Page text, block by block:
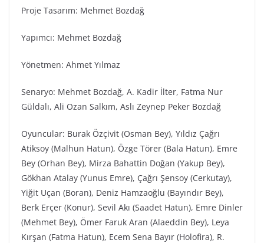
Proje Tasarım: Mehmet Bozdağ
Yapımcı: Mehmet Bozdağ
Yönetmen: Ahmet Yılmaz
Senaryo: Mehmet Bozdağ, A. Kadir İlter, Fatma Nur
Güldalı, Ali Ozan Salkım, Aslı Zeynep Peker Bozdağ
Oyuncular: Burak Özçivit (Osman Bey), Yıldız Çağrı
Atiksoy (Malhun Hatun), Özge Törer (Bala Hatun), Emre
Bey (Orhan Bey), Mirza Bahattin Doğan (Yakup Bey),
Gökhan Atalay (Yunus Emre), Çağrı Şensoy (Cerkutay),
Yiğit Uçan (Boran), Deniz Hamzaoğlu (Bayındır Bey),
Berk Erçer (Konur), Sevil Akı (Saadet Hatun), Emre Dinler
(Mehmet Bey), Ömer Faruk Aran (Alaeddin Bey), Leya
Kırşan (Fatma Hatun), Ecem Sena Bayır (Holofira), R.